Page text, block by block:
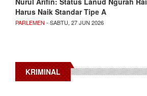
Harus Naik Standar Tipe A
PARLEMEN - SABTU, 27 JUN 2026
KRIMINAL